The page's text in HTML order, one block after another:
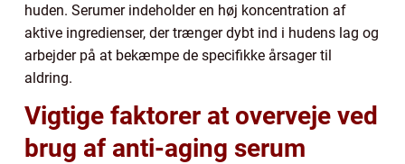
huden. Serumer indeholder en høj koncentration af
aktive ingredienser, der trænger dybt ind i hudens lag og
arbejder på at bekæmpe de specifikke årsager til
aldring.
Vigtige faktorer at overveje ved
brug af anti-aging serum